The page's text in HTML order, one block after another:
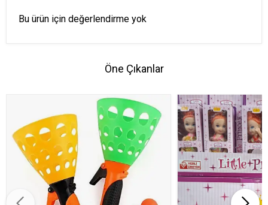
Bu ürün için değerlendirme yok
Öne Çıkanlar